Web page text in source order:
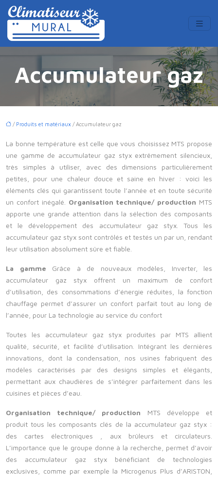
Accumulateur gaz
/ Produits et matériaux / Accumulateur gaz
La bonne température est celle que vous choisissez MTS propose
une gamme de accumulateur gaz styx extrêmement silencieux,
très simples à utiliser, avec des dimensions particulièrement
petites, pour une chaleur douce et saine en hiver : voici les
éléments clés qui garantissent toute l’année et en toute sécurité
un confort inégalé.
Organisation technique/ production MTS
apporte une grande attention dans la sélection des composants
et le développement des accumulateur gaz styx. Tous les
accumulateur gaz styx sont contrôlés et testés un par un, rendant
leur utilisation absolument sûre et fiable.
La gamme
Grâce à de nouveaux modèles, Inverter, les
accumulateur gaz styx offrent un maximum de confort
d’utilisation, des consommations d’énergie réduites, la fonction
chauffage permet d’assurer un confort parfait tout au long de
l’année, pour La technologie au service du confort
Toutes les accumulateur gaz styx produites par MTS allient
qualité, sécurité, et facilité d’utilisation. Intégrant les dernières
innovations, dont la condensation, nos usines fabriquent des
modèles caractérisés par des designs simples et élégants,
permettant aux chaudières de s’intégrer parfaitement dans les
cuisines et pièces d’eau.
Organisation technique/ production
MTS développe et
produit tous les composants clés de la accumulateur gaz styx :
des cartes électroniques , aux brûleurs et circulateurs.
L’importance que le groupe donne à la recherche, permet d’avoir
des accumulateur gaz styx bénéficiant de technologies
exclusives, comme par exemple la Microgenus Plus d’ARISTON,